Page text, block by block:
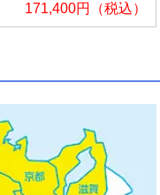
171,400円（税込）